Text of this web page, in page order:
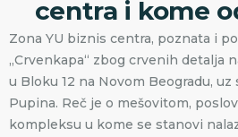
centra i kome
Zona YU biznis centra, poznata i
„Crvenkapa“ zbog crvenih detalja
u Bloku 12 na Novom Beogradu,
Pupina. Reč je o mešovitom,
kompleksu u kome se stanovi